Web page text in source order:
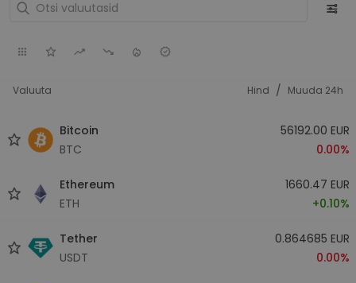
Valuuta Hind / Muuda 24h
Bitcoin
BTC
56192.00 EUR
0.00%
Ethereum
ETH
1660.47 EUR
+0.10%
Tether
USDT
0.864685 EUR
0.00%